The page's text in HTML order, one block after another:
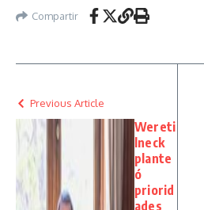
Compartir
Previous Article
Wereti
lneck
plante
ó
priorid
ades